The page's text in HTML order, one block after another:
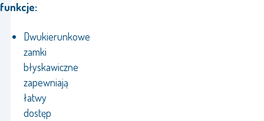
funkcje:
Dwukierunkowe
zamki
błyskawiczne
zapewniają
łatwy
dostęp